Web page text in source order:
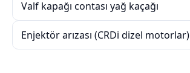
Valf kapağı contası yağ kaçağı
Enjektör arızası (CRDi dizel motorlar)